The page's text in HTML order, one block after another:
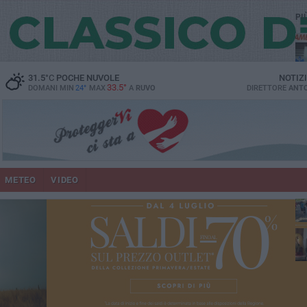
31.5°CPOCHE NUVOLE
DOMANI MIN 24° MAX 33.5° A RUVO DIRETTORE
METEO VIDEO